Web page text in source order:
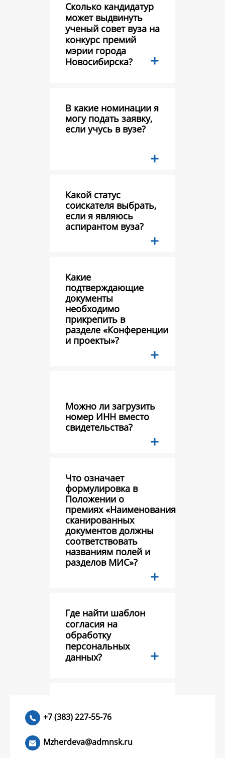
Сколько кандидатур
может выдвинуть
ученый совет вуза на
конкурс премий
мэрии города
Новосибирска?
В какие номинации я
могу подать заявку,
если учусь в вузе?
Какой статус
соискателя выбрать,
если я являюсь
аспирантом вуза?
Какие
подтверждающие
документы
необходимо
прикрепить в
разделе «Конференции
и проекты»?
Можно ли загрузить
номер ИНН вместо
свидетельства?
Что означает
формулировка в
Положении о
премиях «Наименования
сканированных
документов должны
соответствовать
названиям полей и
разделов МИС»?
Где найти шаблон
согласия на
обработку
персональных
данных?
+7 (383) 227-55-76
Mzherdeva@admnsk.ru